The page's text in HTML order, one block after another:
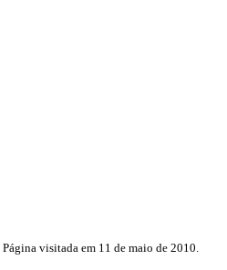
visitada em 11 de maio de 2010.